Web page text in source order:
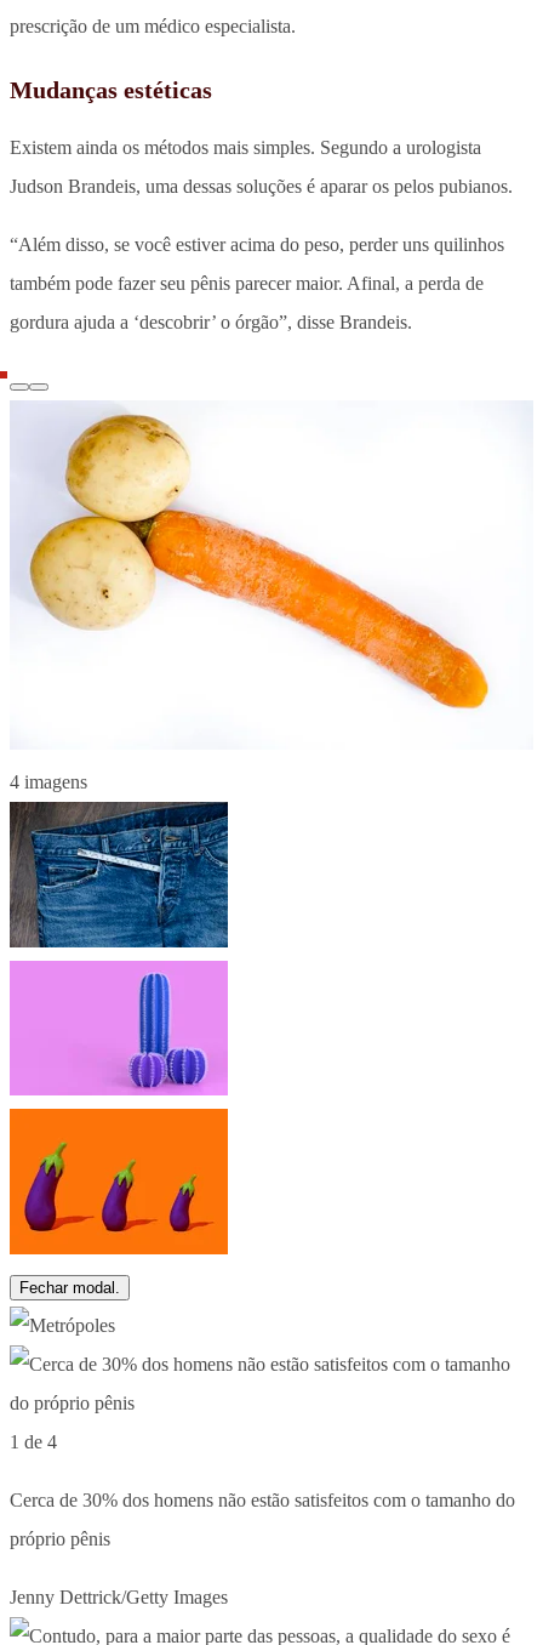
prescrição de um médico especialista.
Mudanças estéticas
Existem ainda os métodos mais simples. Segundo a urologista
Judson Brandeis, uma dessas soluções é aparar os pelos pubianos.
“Além disso, se você estiver acima do peso, perder uns quilinhos
também pode fazer seu pênis parecer maior. Afinal, a perda de
gordura ajuda a ‘descobrir’ o órgão”, disse Brandeis.
4 imagens
Fechar modal.
1 de 4
Cerca de 30% dos homens não estão satisfeitos com o tamanho do
próprio pênis
Jenny Dettrick/Getty Images